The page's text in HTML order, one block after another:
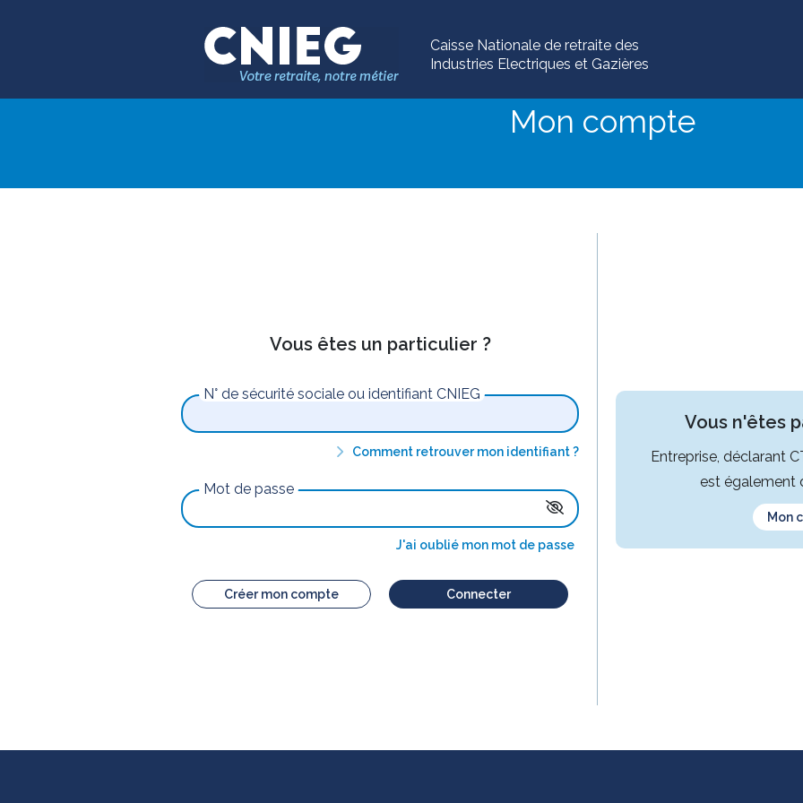
Caisse Nationale de retraite des
Industries Electriques et Gazières
Mon compte
Vous êtes un particulier ?
N° de sécurité sociale ou identifiant CNIEG
Comment retrouver mon identifiant ?
Mot de passe
J'ai oublié mon mot de passe
Créer mon compte Connecter
Vous n'êtes
Entreprise, déclarant
est également
Mon